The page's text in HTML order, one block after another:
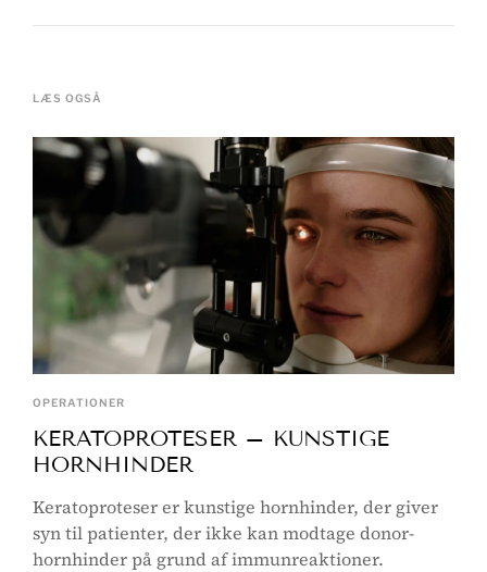
LÆS OGSÅ
OPERATIONER
KERATOPROTESER – KUNSTIGE
HORNHINDER
Keratoproteser er kunstige hornhinder, der giver
syn til patienter, der ikke kan modtage donor-
hornhinder på grund af immunreaktioner.